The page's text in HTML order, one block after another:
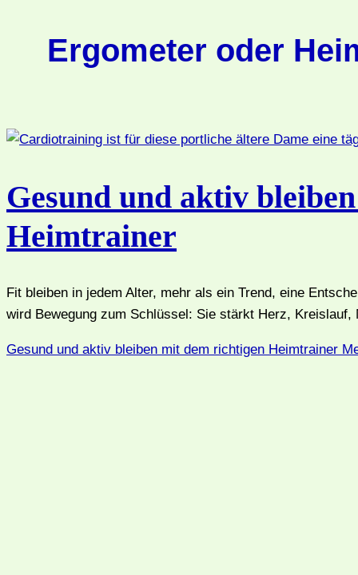
Ergometer oder
Gesund und aktiv
Heimtrainer
Fit bleiben in jedem Alter, mehr als ein Trend, eine
wird Bewegung zum Schlüssel: Sie stärkt Herz,
Gesund und aktiv bleiben mit dem richtigen Heimtrainer